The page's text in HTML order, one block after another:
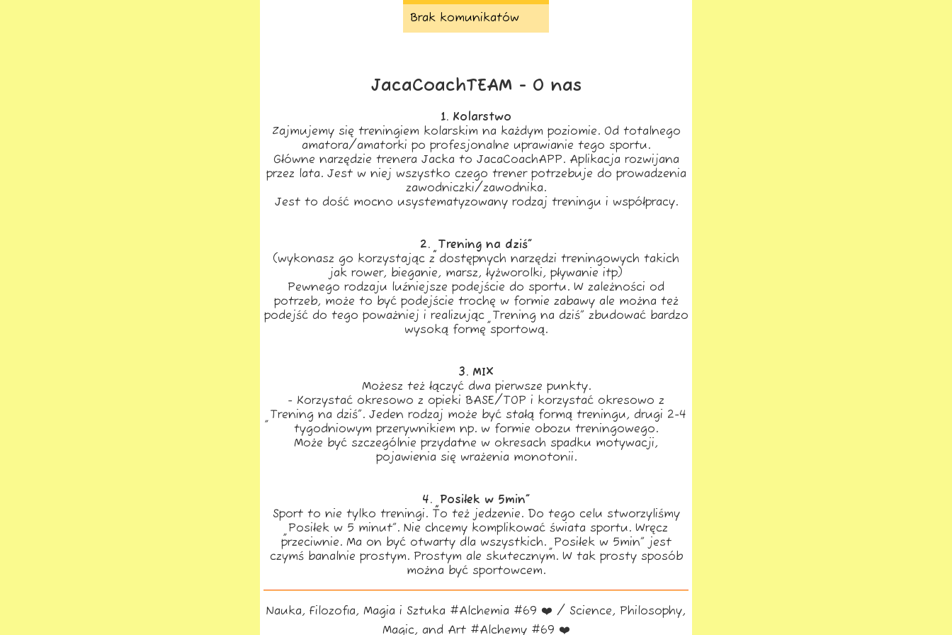
Brak komunikatów
JacaCoachTEAM - O nas
1. Kolarstwo
Zajmujemy się treningiem kolarskim na każdym poziomie. Od totalnego
amatora/amatorki po profesjonalne uprawianie tego sportu.
Główne narzędzie trenera Jacka to JacaCoachAPP. Aplikacja rozwijana
przez lata. Jest w niej wszystko czego trener potrzebuje do prowadzenia
zawodniczki/zawodnika.
Jest to dość mocno usystematyzowany rodzaj treningu i współpracy.
2. „Trening na dziś”
(wykonasz go korzystając z dostępnych narzędzi treningowych takich
jak rower, bieganie, marsz, łyżworolki, pływanie itp)
Pewnego rodzaju luźniejsze podejście do sportu. W zależności od
potrzeb, może to być podejście trochę w formie zabawy ale można też
podejść do tego poważniej i realizując „Trening na dziś” zbudować bardzo
wysoką formę sportową.
3. MIX
Możesz też łączyć dwa pierwsze punkty.
- Korzystać okresowo z opieki BASE/TOP i korzystać okresowo z
„Trening na dziś”. Jeden rodzaj może być stałą formą treningu, drugi 2-4
tygodniowym przerywnikiem np. w formie obozu treningowego.
Może być szczególnie przydatne w okresach spadku motywacji,
pojawienia się wrażenia monotonii.
4. „Posiłek w 5min”
Sport to nie tylko treningi. To też jedzenie. Do tego celu stworzyliśmy
„Posiłek w 5 minut”. Nie chcemy komplikować świata sportu. Wręcz
przeciwnie. Ma on być otwarty dla wszystkich. „Posiłek w 5min” jest
czymś banalnie prostym. Prostym ale skutecznym. W tak prosty sposób
można być sportowcem.
Nauka, Filozofia, Magia i Sztuka #Alchemia #69 ❤️ / Science, Philosophy,
Magic, and Art #Alchemy #69 ❤️